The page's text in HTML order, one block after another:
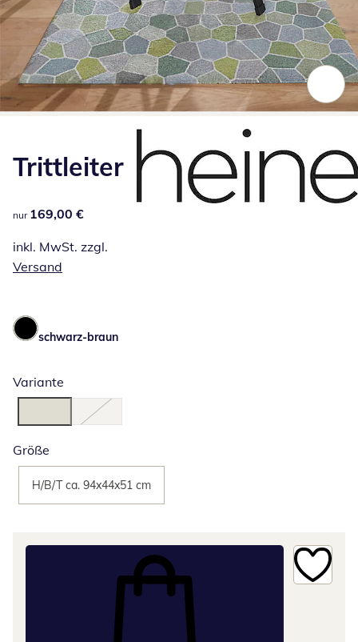
Trittleiter
169,00 €
nur 169,00 €
inkl. MwSt. zzgl.
Versand
schwarz-braun
Variante
Größe
H/B/T ca. 94x44x51 cm